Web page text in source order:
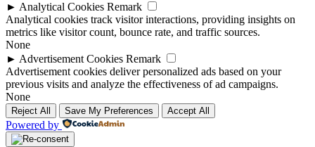
► Analytical Cookies Remark
Analytical cookies track visitor interactions, providing insights on
metrics like visitor count, bounce rate, and traffic sources.
None
► Advertisement Cookies Remark
Advertisement cookies deliver personalized ads based on your
previous visits and analyze the effectiveness of ad campaigns.
None
Reject All Save My Preferences Accept All
Powered by